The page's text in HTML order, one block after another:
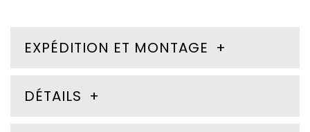
EXPÉDITION ET MONTAGE
DÉTAILS